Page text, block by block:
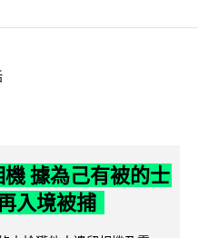
據為己有被的士
入境被捕